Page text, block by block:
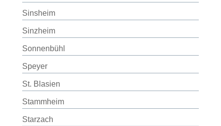
Sinsheim
Sinzheim
Sonnenbühl
Speyer
St. Blasien
Stammheim
Starzach